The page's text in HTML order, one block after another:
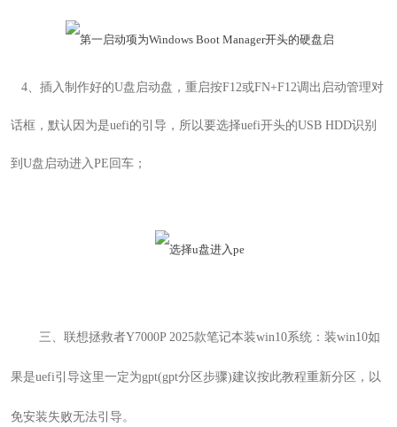
4 、插入制作好的U盘启动盘，重启按F12或FN+F12调出启动管理对
话框，默认因为是uefi的引导，所以要选择uefi开头的USB HDD识别
到U盘启动进入PE回车；
三、联想拯救者Y7000P 2025款笔记本装win10系统 ：装win10如
果是uefi引导这里一定为gpt(gpt分区步骤)建议按此教程重新分区，以
免安装失败无法引导。